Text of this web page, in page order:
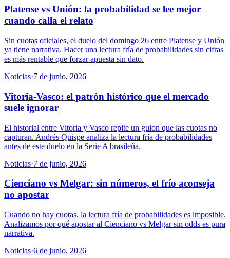
Platense vs Unión: la probabilidad se lee mejor
cuando calla el relato
Sin cuotas oficiales, el duelo del domingo 26 entre Platense y Unión
ya tiene narrativa. Hacer una lectura fría de probabilidades sin cifras
es más rentable que forzar apuesta sin dato.
Noticias·7 de junio, 2026
Vitoria-Vasco: el patrón histórico que el mercado
suele ignorar
El historial entre Vitoria y Vasco repite un guion que las cuotas no
capturan. Andrés Quispe analiza la lectura fría de probabilidades
antes de este duelo en la Serie A brasileña.
Noticias·7 de junio, 2026
Cienciano vs Melgar: sin números, el frío aconseja
no apostar
Cuando no hay cuotas, la lectura fría de probabilidades es imposible.
Analizamos por qué apostar al Cienciano vs Melgar sin odds es pura
narrativa.
Noticias·6 de junio, 2026